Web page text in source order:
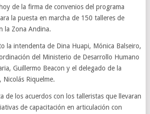
de la firma de convenios del programa
la puesta en marcha de 150 talleres de
la Zona Andina.
la intendenta de Dina Huapi, Mónica Balseiro,
del Ministerio de Desarrollo Humano
Guillermo Beacon y el delegado de la
Riquelme.
de los acuerdos con los talleristas que llevaran
de capacitación en articulación con